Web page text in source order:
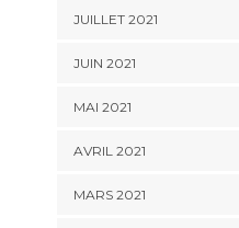
JUILLET 2021
JUIN 2021
MAI 2021
AVRIL 2021
MARS 2021